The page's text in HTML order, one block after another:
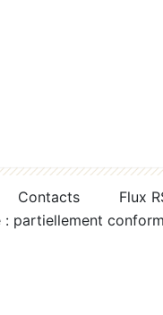
Contacts
Flux
partiellement